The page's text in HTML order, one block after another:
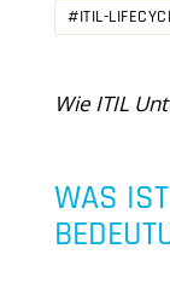
#ITIL-
Wie ITIL
WAS